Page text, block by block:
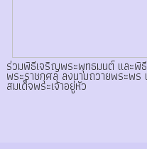
ร่วมพิธีเจริญพระพุทธมนต์ และ
พระราชกุศล ลงนามถวายพระพร
สมเด็จพระเจ้าอยู่หัว